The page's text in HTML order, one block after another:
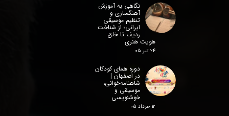
نگاهی به آموزش
آهنگسازی و
تنظیم موسیقی
ایرانی؛ از شناخت
ردیف تا خلق
هویت هنری
۲۴ تیر ۰۵
دوره همای کودکان
در اصفهان |
شاهنامه‌خوانی،
موسیقی و
خوشنویسی
۱۲ خرداد ۰۵